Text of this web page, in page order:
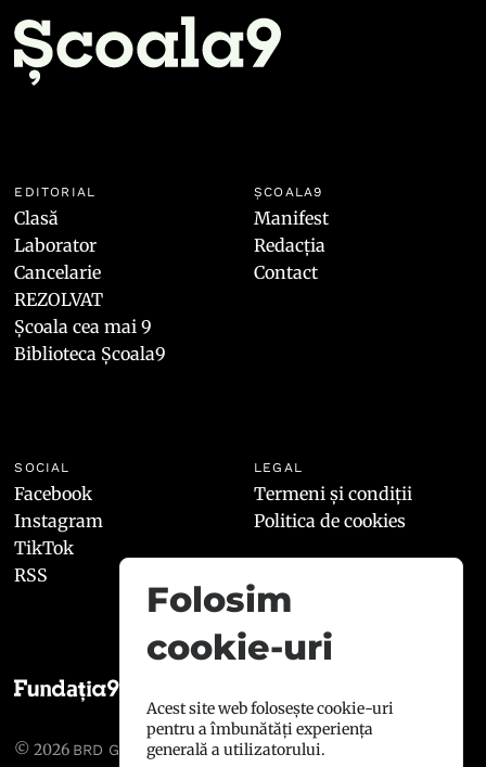
EDITORIAL
Clasă
Laborator
Cancelarie
REZOLVAT
Școala cea mai 9
Biblioteca Școala9
ȘCOALA9
Manifest
Redacția
Contact
SOCIAL
Facebook
Instagram
TikTok
RSS
LEGAL
Termeni și condiții
Politica de cookies
© 2026 BRD GROUPE SOCIÉTÉ GÉNÉRALE
Folosim
cookie-uri
Acest site web folosește cookie-uri
pentru a îmbunătăți experiența
generală a utilizatorului.